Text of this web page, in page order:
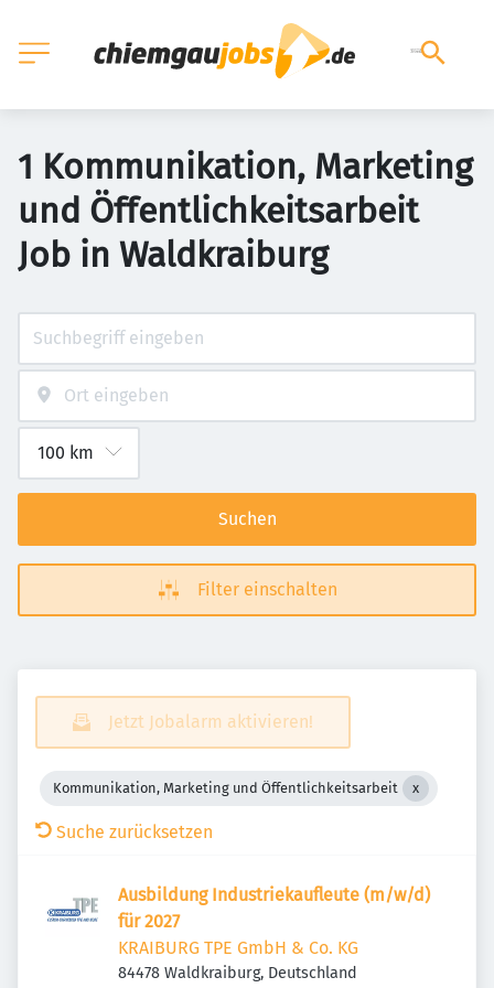
1 Kommunikation, Marketing
und Öffentlichkeitsarbeit
Job in Waldkraiburg
Suchen
Filter einschalten
Jetzt Jobalarm aktivieren!
Kommunikation, Marketing und Öffentlichkeitsarbeit
Suche zurücksetzen
Ausbildung Industriekaufleute (m/w/d)
für 2027
KRAIBURG TPE GmbH & Co. KG
84478 Waldkraiburg, Deutschland